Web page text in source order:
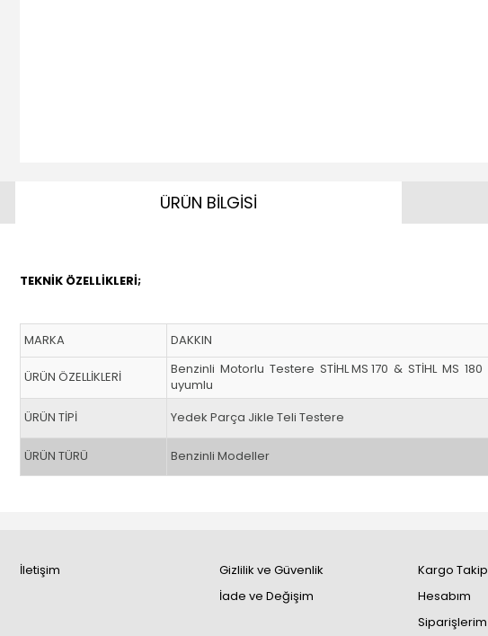
ÜRÜN BİLGİSİ
TEKNİK ÖZELLİKLERİ;
MARKA DAKKIN
ÜRÜN ÖZELLİKLERİ
Benzinli Motorlu Testere STİHL MS 170 & STİHL MS 180
uyumlu
ÜRÜN TİPİ
Yedek Parça Jikle Teli Testere
ÜRÜN TÜRÜ Benzinli Modeller
İletişim
Gizlilik ve Güvenlik
İade ve Değişim
Kargo Takip
Hesabım
Siparişlerim